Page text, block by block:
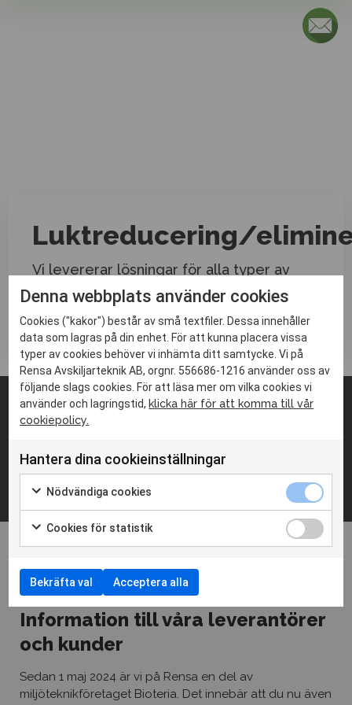
Max filstorlek: 50 MB.
Jag godkänner hantering avpersonuppgifter
SKICKA
Luktreducering/
Vi levererar lösningar för alla typer av
luktproblem. Med vår rådgivning så ser vi
till att ni får rätt lösning på ert problem.
Adress
186 92 Vallentuna
info@rensa.se
Sociala medier
Linkedin
Facebook
Denna webbplats använder cookies
Cookies ("kakor") består av små textfiler. Dessa innehåller
data som lagras på din enhet. För att kunna placera vissa
typer av cookies behöver vi inhämta ditt samtycke. Vi på
Rensa Avskiljarteknik AB, orgnr. 556686-1216 använder oss av
följande slags cookies. För att läsa mer om vilka cookies vi
använder och lagringstid,klicka här för att komma till vår
cookiepolicy.
Hantera dina cookieinställningar
Nödvändiga cookies
Cookies för statistik
Bekräfta val Acceptera alla
Information till våra leverantörer
och kunder
Sedan 1 maj 2024 är vi på Rensa en del av
miljöteknikföretaget Bioteria. Det innebär att du nu även